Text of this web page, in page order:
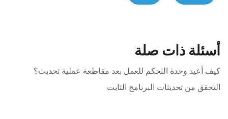
أسئلة ذات صلة
كيف أعيد وحدة التحكم للعمل بعد مقاطعة عملية تحديث؟
التحقق من تحديثات البرنامج الثابت